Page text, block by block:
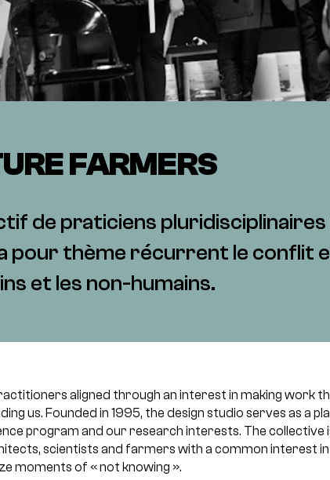
FARMERS
de praticiens
pour thème récurrent le conflit
et les non-humains.
aligned through an interest in making work
us. Founded in 1995, the design studio serves as a
program and our research interests. The collective
scientists and farmers with a common interest
moments of « not knowing ».